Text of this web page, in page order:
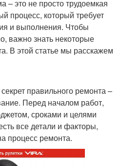
– это не просто трудоемкая
процесс, который требует
и выполнения. Чтобы
важно знать некоторые
В этой статье мы расскажем
правильного ремонта –
Перед началом работ,
сроками и целями
все детали и факторы,
процесс ремонта.